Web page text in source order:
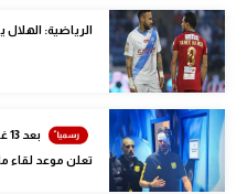
كرة سلة
كرة يد
كرة طائرة
الوطن العربي
الرياضية:
تعلن موعد لقاء